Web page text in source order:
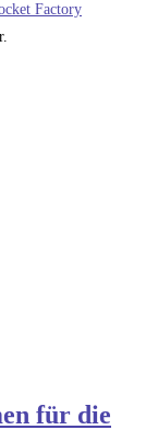
Factory
für die